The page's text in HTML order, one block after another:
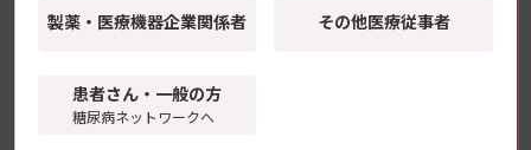
点で掘り下げて解説。
製薬・医療機器企業関係者 その他医療従事者
患者さん・一般の方
糖尿病ネットワークへ